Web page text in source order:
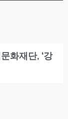
화재단, ‘강